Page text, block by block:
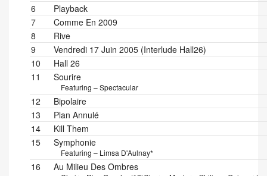
6
Playback
7
Comme En 2009
8
Rive
9
Vendredi 17 Juin 2005 (Interlude Hall26)
10
Hall 26
11
Sourire
Featuring – Spectacular
12
Bipolaire
13
Plan Annulé
14
Kill Them
15
Symphonie
Featuring – Limsa D'Aulnay*
16 Au Milieu Des Ombres